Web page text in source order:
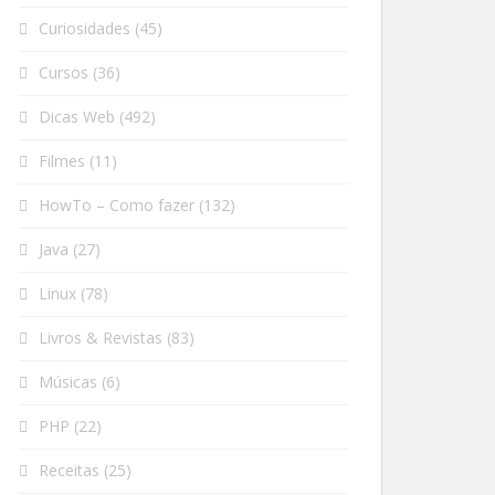
Curiosidades (45)
Cursos (36)
Dicas Web (492)
Filmes (11)
HowTo – Como fazer (132)
Java (27)
Linux (78)
Livros & Revistas (83)
Músicas (6)
PHP (22)
Receitas (25)